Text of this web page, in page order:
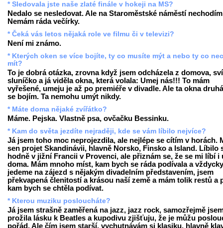
* Sledovala jste naše zlaté finále v hokeji na MS?
Nedalo se nesledovat. Ale na Staroměstské náměstí
Nemám ráda večírky.
* Čeká vás letos nějaká role ve filmu či v televizi?
Není mi známo.
* Kterých oken se více bojíte, ty co musíte mýt a nebo ty co
mít?
To je dobrá otázka, zrovna když jsem odcházela z domova,
sluníčko a já viděla okna, která volala: Umej nás!!! To mám
vyřešené, umeju je až po premiéře v divadle. Ale ta okna
se bojím. Ta nemohu umýt nikdy.
* Máte doma nějaké zvířátko?
Máme. Pejska. Vlastně psa, ovčačku Bessinku.
* Kam do světa jezdíte nejraději, kde se vám líbilo nejvíce?
Já jsem toho moc neprojezdila, ale nejlépe se cítím v horách.
sen projet Skandinávii, hlavně Norsko, Finsko a Island. Líbilo
hodně v jižní Francii v Provenci, ale přiznám se, že se mi líbí i
doma. Mám mnoho míst, kam bych se ráda podívala a
jedeme na zájezd s nějakým divadelním představením, jsem
překvapená členitostí a krásou naší země a mám tolik restů a
kam bych se chtěla podívat.
* Kterou muziku posloucháte?
Já jsem strašně zaměřená na jazz, jazz rock, samozřejmě
prožila lásku k Beatles a kupodivu zjišťuju, že je můžu
pořád. Ale čím jsem starší, vychutnávám si klasiku, hlavně